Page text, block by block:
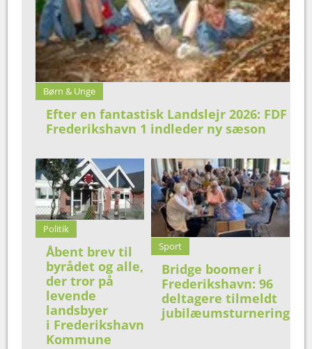
Børn & Unge
Efter en fantastisk Landslejr 2026: FDF
Frederikshavn 1 indleder ny sæson
Politik
Åbent brev til
byrådet og alle,
der tror på
levende
landsbyer
i Frederikshavn
Kommune
Sport
Bridge boomer i
Frederikshavn: 96
deltagere tilmeldt
jubilæumsturnering